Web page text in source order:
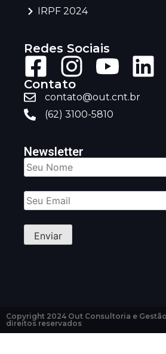
IRPF 2024
Redes Sociais
Contato
contato@out.cnt.br
(62) 3100-5810
Newsletter
Copyright 2024 Out Consultoria e
direitos reservados